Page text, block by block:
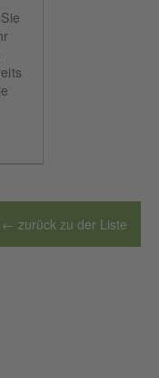
← zurück zu der Liste